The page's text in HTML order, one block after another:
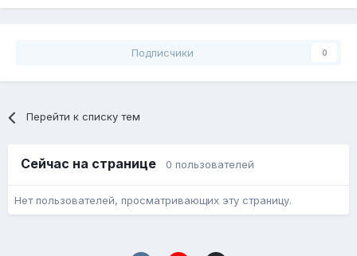
Подписчики 0
Перейти к списку тем
Сейчас на странице 0 пользователей
Нет пользователей, просматривающих эту страницу.